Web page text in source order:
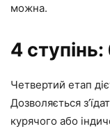
можна.
4
Четвертий етап
Дозволяється
курячого або